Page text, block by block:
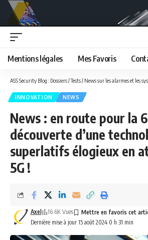
Mentions légales Mes Favoris
ASS Security Blog : Dossiers / Tests / News sur les alarmes et les
INNOVATION NEWS
News : en route pour la
découverte d’une
superlatifs élogieux en
5G !
Dernière mise à jour 15 août 2024 0 h 31 min
Axel 16.6K Vues